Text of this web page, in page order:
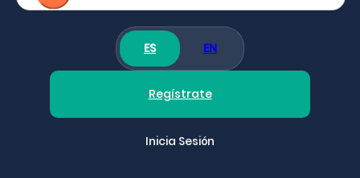
ES EN
Regístrate
Inicia Sesión